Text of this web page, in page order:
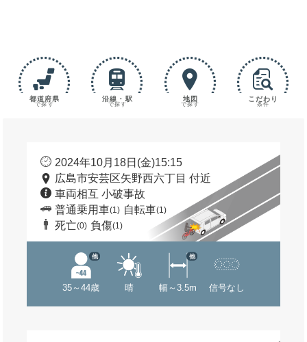
都道府県
で探す
沿線・駅
で探す
地図
で探す
こだわり
条件
2024年10月18日(金)15:15
広島市安芸区矢野西六丁目 付近
車両相互 小破事故
普通乗用車(1) 自転車(1)
死亡(0) 負傷(1)
35～44歳
他
晴 幅～3.5m
他
信号なし